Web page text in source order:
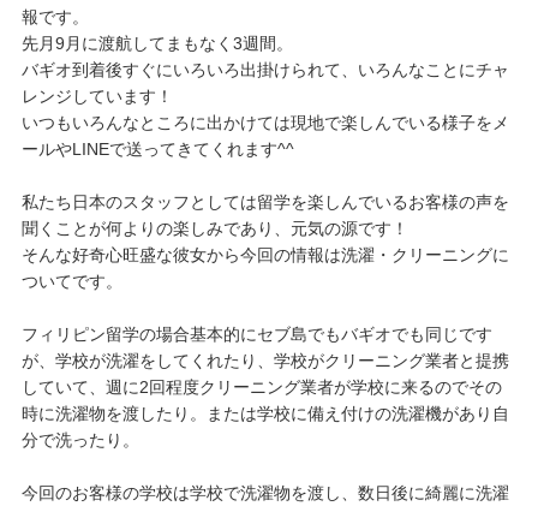
報です。
先月9月に渡航してまもなく3週間。
バギオ到着後すぐにいろいろ出掛けられて、いろんなことにチャ
レンジしています！
いつもいろんなところに出かけては現地で楽しんでいる様子をメ
ールやLINEで送ってきてくれます^^
私たち日本のスタッフとしては留学を楽しんでいるお客様の声を
聞くことが何よりの楽しみであり、元気の源です！
そんな好奇心旺盛な彼女から今回の情報は洗濯・クリーニングに
ついてです。
フィリピン留学の場合基本的にセブ島でもバギオでも同じです
が、学校が洗濯をしてくれたり、学校がクリーニング業者と提携
していて、週に2回程度クリーニング業者が学校に来るのでその
時に洗濯物を渡したり。または学校に備え付けの洗濯機があり自
分で洗ったり。
今回のお客様の学校は学校で洗濯物を渡し、数日後に綺麗に洗濯